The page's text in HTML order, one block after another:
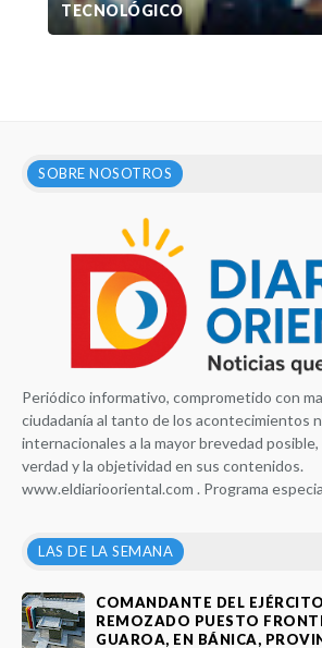
TECNOLÓGICO
SOBRE NOSOTROS
Periódico informativo, comprometido con
ciudadanía al tanto de los acontecimientos
internacionales a la mayor brevedad
verdad y la objetividad en sus contenidos.
www.eldiariooriental.com . Programa
LAS DE LA SEMANA
COMANDANTE DEL
REMOZADO PUESTO
GUAROA, EN BÁNICA,